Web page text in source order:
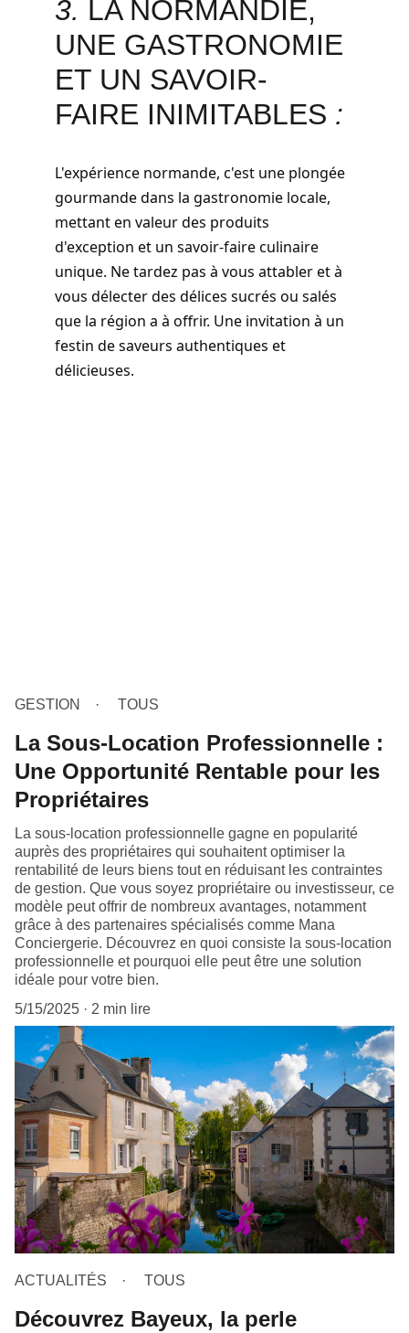
3. LA NORMANDIE,
UNE GASTRONOMIE
ET UN SAVOIR-
FAIRE INIMITABLES :
L'expérience normande, c'est une plongée
gourmande dans la gastronomie locale,
mettant en valeur des produits
d'exception et un savoir-faire culinaire
unique. Ne tardez pas à vous attabler et à
vous délecter des délices sucrés ou salés
que la région a à offrir. Une invitation à un
festin de saveurs authentiques et
délicieuses.
GESTION TOUS
La Sous-Location Professionnelle :
Une Opportunité Rentable pour les
Propriétaires
La sous-location professionnelle gagne en popularité
auprès des propriétaires qui souhaitent optimiser la
rentabilité de leurs biens tout en réduisant les contraintes
de gestion. Que vous soyez propriétaire ou investisseur, ce
modèle peut offrir de nombreux avantages, notamment
grâce à des partenaires spécialisés comme Mana
Conciergerie. Découvrez en quoi consiste la sous-location
professionnelle et pourquoi elle peut être une solution
idéale pour votre bien.
5/15/2025
2 min lire
ACTUALITÉS TOUS
Découvrez Bayeux, la perle